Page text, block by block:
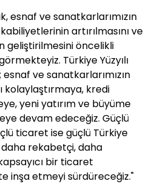
esnaf ve sanatkarlarımızın
artırılmasını ve
geliştirilmesini öncelikli
Türkiye Yüzyılı
ve sanatkarlarımızın
kolaylaştırmaya, kredi
yeni yatırım ve büyüme
devam edeceğiz. Güçlü
ticaret ise güçlü Türkiye
daha rekabetçi, daha
bir ticaret
inşa etmeyi sürdüreceğiz."